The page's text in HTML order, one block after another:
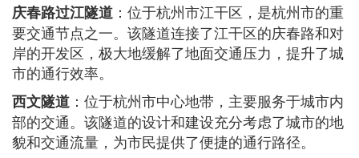
庆春路过江隧道 ：位于杭州市江干区，是杭州市的重
要交通节点之一。该隧道连接了江干区的庆春路和对
岸的开发区，极大地缓解了地面交通压力，提升了城
市的通行效率。
西文隧道 ：位于杭州市中心地带，主要服务于城市内
部的交通。该隧道的设计和建设充分考虑了城市的地
貌和交通流量，为市民提供了便捷的通行路径。